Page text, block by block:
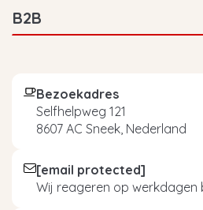
B2B
Bezoekadres
Selfhelpweg 121
8607 AC Sneek, Nederland
[email protected]
Wij reageren op werkdagen